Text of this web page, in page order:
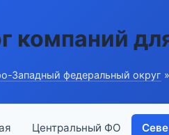
компаний
Западный федеральный округ
Центральный ФО